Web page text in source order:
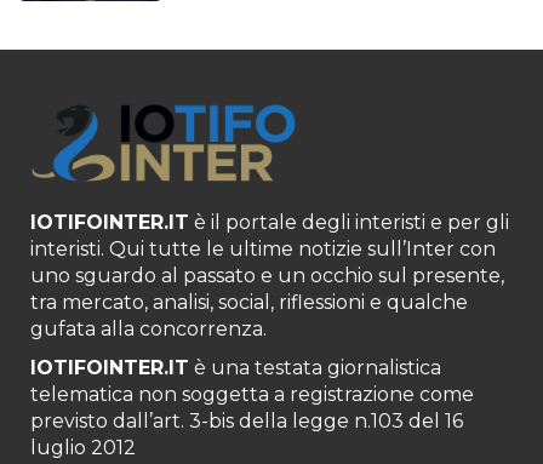
IOTIFOINTER.IT è il portale degli interisti e per gli
interisti. Qui tutte le ultime notizie sull’Inter con
uno sguardo al passato e un occhio sul presente,
tra mercato, analisi, social, riflessioni e qualche
gufata alla concorrenza.
IOTIFOINTER.IT è una testata giornalistica
telematica non soggetta a registrazione come
previsto dall’art. 3-bis della legge n.103 del 16
luglio 2012